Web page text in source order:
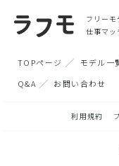
フリー
仕事マッ
TOPページ モデル一
Q&A
お問い合わせ
利用規約